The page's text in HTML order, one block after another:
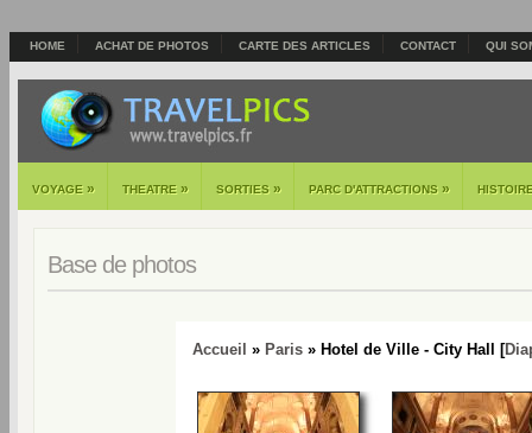
HOME ACHAT DE PHOTOS CARTE DES ARTICLES CONTACT QUI
VOYAGE » THEATRE » SORTIES » PARC D'ATTRACTIONS »
Base de photos
Accueil » Paris» Hotel de Ville - City Hall [